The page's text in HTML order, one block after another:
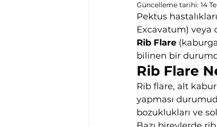
Güncelleme tarihi: 14
Pektus
Excavatum) veya
Rib Flare
bilinen bir
Rib Flare
Rib flare, alt
yapması
bozuklukları ve